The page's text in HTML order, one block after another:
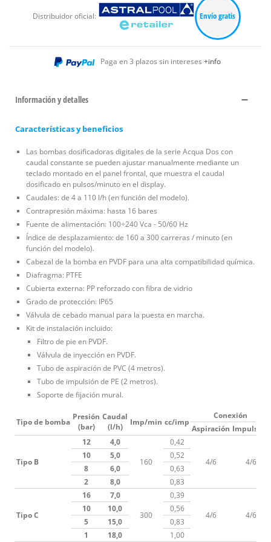
Distribuidor oficial: Envío gratis
Paga en 3 plazos sin intereses +info
Información y detalles
Características y beneficios
Las bombas dosificadoras digitales de la serie Acqua Dos con
caudal constante se pueden ajustar manualmente mediante un
teclado montado en el panel frontal, que muestra el caudal
dosificado en pulsos/minuto en el display.
Caudales: de 4 a 110 l/h (en función del modelo).
Contrapresión máxima: hasta 16 bares
Fuente de alimentación: 100÷240 Vca - 50/60 Hz
Índice de desplazamiento: de 160 a 300 carreras / minuto (en
función del modelo).
Cabezal de la bomba en PVDF para una alta compatibilidad química.
Diafragma: PTFE
Cubierta externa: PP reforzado con fibra de vidrio
Grado de protección: IP65
Válvula de cebado manual para la puesta en marcha.
Kit de instalación incluido:
Filtro de pie en PVDF.
Válvula de inyección en PVDF.
Tubo de aspiración de PVC (4 metros).
Tubo de impulsión de PE (2 metros).
Soporte de fijación mural.
Tipo de bomba
Presión
(bar)
Caudal
(l/h)
Imp/min cc/imp
Conexión
Aspiración Impulsión
Tipo B
12
4,0
160
0,42
4/6
4/6
10 5,0
0,52
8
6,0
0,63
2
8,0 0,83
Tipo C
16
7,0
300
0,39
4/6
4/6
10 10,0
0,56
5
15,0
0,83
1
18,0 1,00